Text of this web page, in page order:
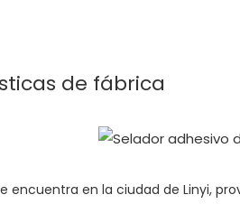
de fábrica
encuentra en la ciudad de Linyi,